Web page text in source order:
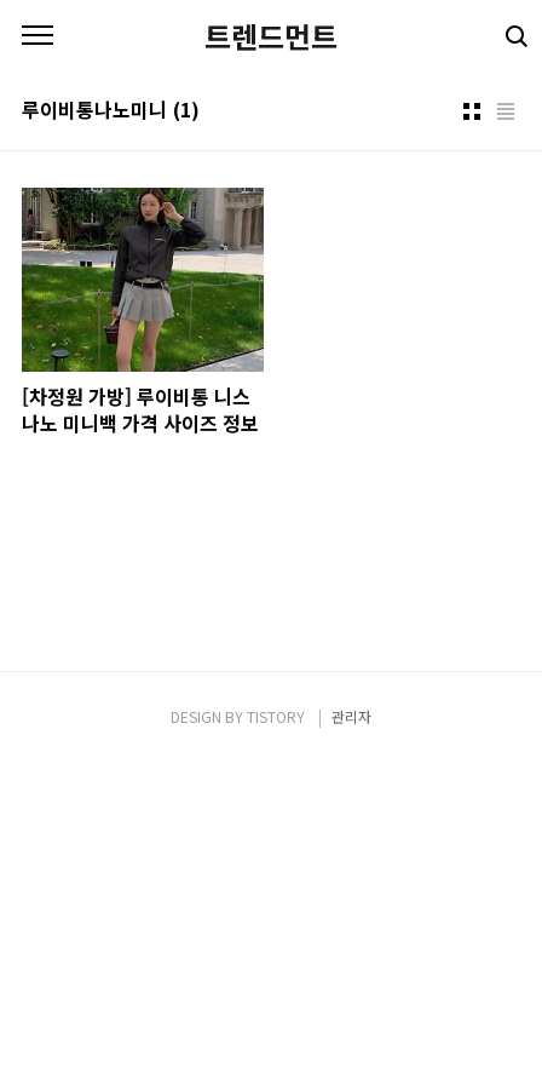
트렌드먼트
루이비통나노미니 (1)
[차정원 가방] 루이비통 니스
나노 미니백 가격 사이즈 정보
DESIGN BYTISTORY 관리자